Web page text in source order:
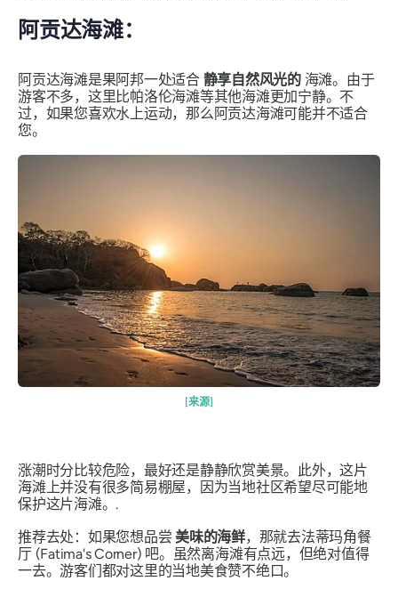
阿贡达海滩：
阿贡达海滩是果阿邦一处适合 静享自然风光的海滩。由于
游客不多，这里比帕洛伦海滩等其他海滩更加宁静。不
过，如果您喜欢水上运动，那么阿贡达海滩可能并不适合
您。
[来源]
涨潮时分比较危险，最好还是静静欣赏美景。此外，这片
海滩上并没有很多简易棚屋，因为当地社区希望尽可能地
保护这片海滩。.
推荐去处：如果您想品尝 美味的海鲜，那就去法蒂玛角餐
厅 (Fatima's Corner) 吧。虽然离海滩有点远，但绝对值得
一去。游客们都对这里的当地美食赞不绝口。